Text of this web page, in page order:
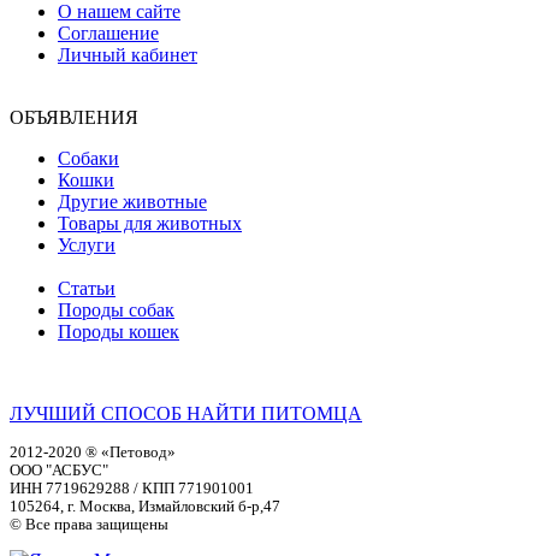
О нашем сайте
Соглашение
Личный кабинет
ОБЪЯВЛЕНИЯ
Собаки
Кошки
Другие животные
Товары для животных
Услуги
Статьи
Породы собак
Породы кошек
ЛУЧШИЙ СПОСОБ НАЙТИ ПИТОМЦА
2012-2020 ® «Петовод»
ООО "АСБУС"
ИНН 7719629288 / КПП 771901001
105264, г. Москва, Измайловский б-р,47
© Все права защищены